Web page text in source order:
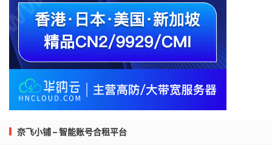
奈飞小铺 – 智能账号合租平台